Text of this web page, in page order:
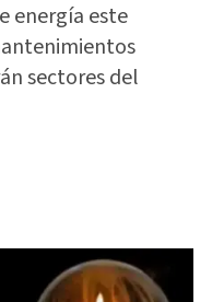
energía este
sectores del